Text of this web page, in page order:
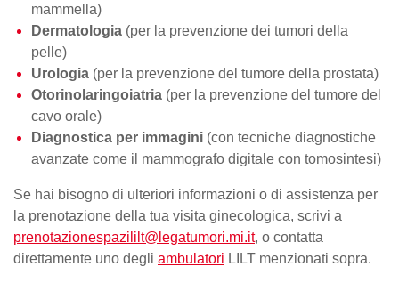
mammella)
Dermatologia (per la prevenzione dei tumori della
pelle)
Urologia (per la prevenzione del tumore della prostata)
Otorinolaringoiatria (per la prevenzione del tumore del
cavo orale)
Diagnostica per immagini (con tecniche diagnostiche
avanzate come il mammografo digitale con tomosintesi)
Se hai bisogno di ulteriori informazioni o di assistenza per
la prenotazione della tua visita ginecologica, scrivi a
prenotazionespazililt@legatumori.mi.it, o contatta
direttamente uno degli ambulatori LILT menzionati sopra.